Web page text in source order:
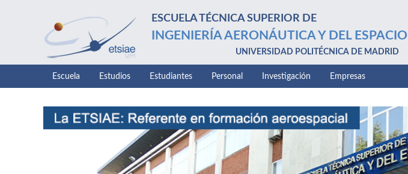
ESCUELA TÉCNICA SUPERIOR DE
INGENIERÍA AERONÁUTICA Y DEL ESPACIO
UNIVERSIDAD POLITÉCNICA DE MADRID
Escuela Estudios Estudiantes Personal Investigación Empresas